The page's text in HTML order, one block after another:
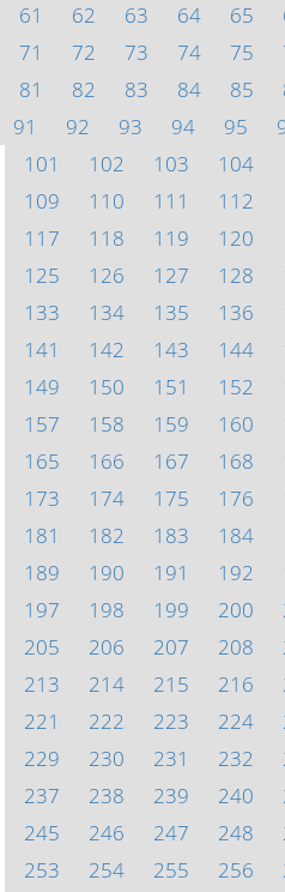
61
62 63 64 65
71
72 73 74 75
81
82 83 84 85
91
92 93 94 95
101
102 103 104
109
110 111 112
117
118 119 120
125
126 127 128
133
134 135 136
141
142 143 144
149
150 151 152
157
158 159 160
165
166 167 168
173
174 175 176
181
182 183 184
189
190 191 192
197
198 199 200
205
206 207 208
213
214 215 216
221
222 223 224
229
230 231 232
237
238 239 240
245
246 247 248
253
254 255 256